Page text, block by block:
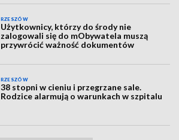
RZESZÓW
Użytkownicy, którzy do środy nie
zalogowali się do mObywatela muszą
przywrócić ważność dokumentów
RZESZÓW
38 stopni w cieniu i przegrzane sale.
Rodzice alarmują o warunkach w szpitalu